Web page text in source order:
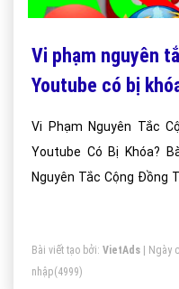
Vi phạm nguyên
Youtube có bị
Vi Phạm Nguyên Tắc
Youtube Có Bị Khóa?
Nguyên Tắc Cộng Đồng
Bài viết tạo bởi: VietAds | Ngày
nhập(4999)